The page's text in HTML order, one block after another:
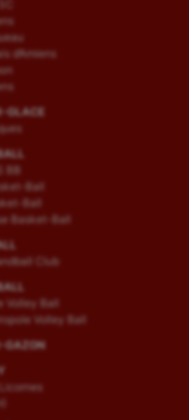
d’Amiens
GLACE
BB
Ball
Ball
Basket-Ball
Club
Volley Ball
Volley Ball
GAZON